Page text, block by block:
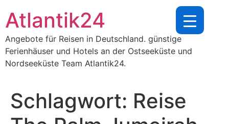
Inhalt
springen
Atlantik24
Angebote für Reisen in Deutschland. günstige
Ferienhäuser und Hotels an der Ostseeküste und
Nordseeküste Team Atlantik24.
Schlagwort: Reise